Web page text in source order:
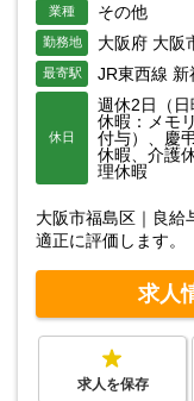
業種 その他
勤務地 大阪府 大阪
最寄駅 JR東西線
休日
週休2日（日
休暇：メモ
付与）、慶
休暇、介護
理休暇
大阪市福島区｜良給
適正に評価します。
求人
求人を保存